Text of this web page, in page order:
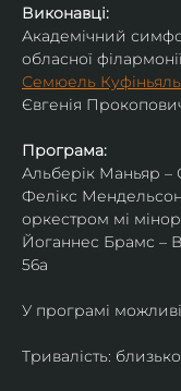
Виконавці:
Академічний
обласної філармонії
Семюель Куфіньяль
Євгенія
Програма:
Альберік Маньяр –
Фелікс
оркестром мі
Йоганнес Брамс –
56a
У програмі
Тривалість: